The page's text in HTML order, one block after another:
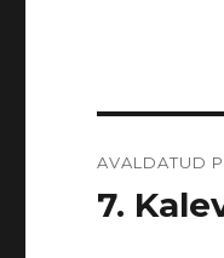
AVALDATUD
7.